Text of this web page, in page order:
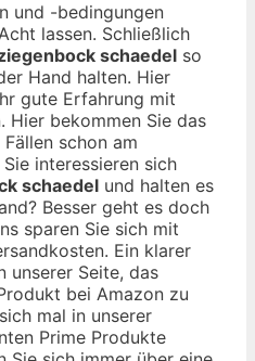
und -bedingungen
lassen. Schließlich
schaedel so
Hand halten. Hier
gute Erfahrung mit
Hier bekommen Sie das
schon am
interessieren sich
schaedel und halten es
Besser geht es doch
sparen Sie sich mit
Ein klarer
unserer Seite, das
bei Amazon zu
mal in unserer
Prime Produkte